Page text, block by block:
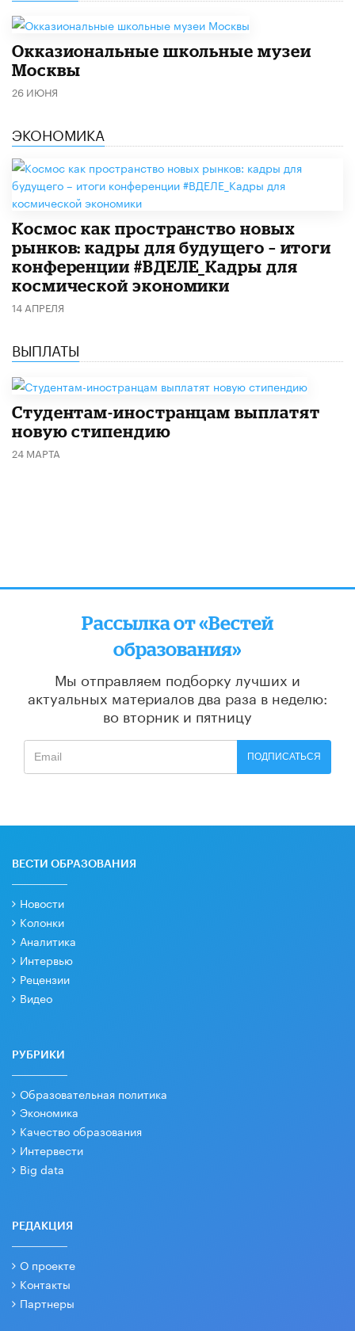
​Окказиональные школьные музеи
Москвы
26 ИЮНЯ
ЭКОНОМИКА
Космос как пространство новых
рынков: кадры для будущего – итоги
конференции #ВДЕЛЕ_Кадры для
космической экономики
14 АПРЕЛЯ
ВЫПЛАТЫ
Студентам-иностранцам выплатят
новую стипендию
24 МАРТА
Рассылка от «Вестей
образования»
Мы отправляем подборку лучших и
актуальных материалов два раза в неделю:
во вторник и пятницу
ПОДПИСАТЬСЯ
ВЕСТИ ОБРАЗОВАНИЯ
Новости
Колонки
Аналитика
Интервью
Рецензии
Видео
РУБРИКИ
Образовательная политика
Экономика
Качество образования
Интервести
Big data
РЕДАКЦИЯ
О проекте
Контакты
Партнеры